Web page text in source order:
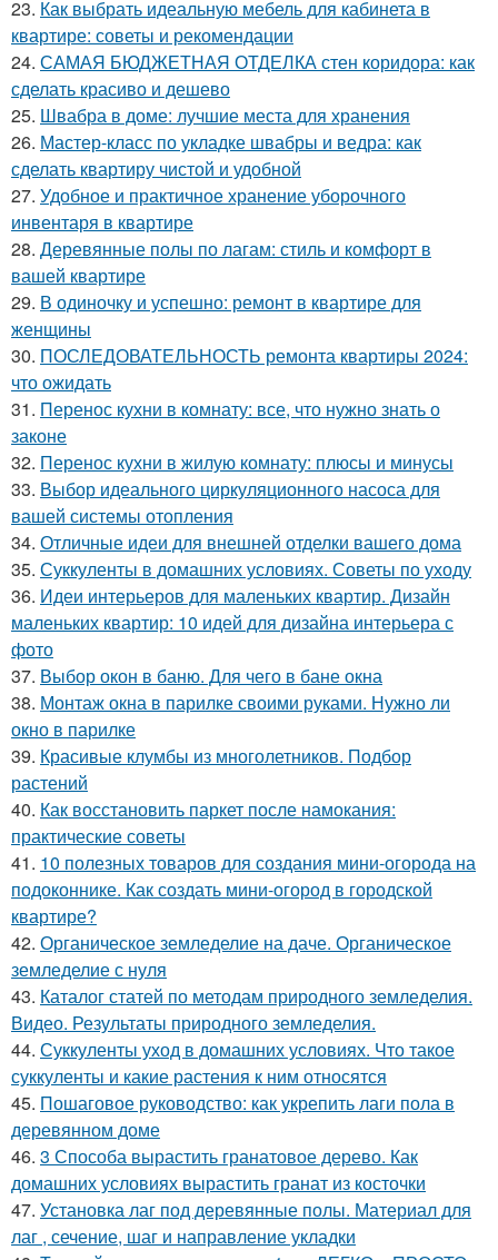
23. Как выбрать идеальную мебель для кабинета в
квартире: советы и рекомендации
24. САМАЯ БЮДЖЕТНАЯ ОТДЕЛКА стен коридора: как
сделать красиво и дешево
25. Швабра в доме: лучшие места для хранения
26. Мастер-класс по укладке швабры и ведра: как
сделать квартиру чистой и удобной
27. Удобное и практичное хранение уборочного
инвентаря в квартире
28. Деревянные полы по лагам: стиль и комфорт в
вашей квартире
29. В одиночку и успешно: ремонт в квартире для
женщины
30. ПОСЛЕДОВАТЕЛЬНОСТЬ ремонта квартиры 2024:
что ожидать
31. Перенос кухни в комнату: все, что нужно знать о
законе
32. Перенос кухни в жилую комнату: плюсы и минусы
33. Выбор идеального циркуляционного насоса для
вашей системы отопления
34. Отличные идеи для внешней отделки вашего дома
35. Суккуленты в домашних условиях. Советы по уходу
36. Идеи интерьеров для маленьких квартир. Дизайн
маленьких квартир: 10 идей для дизайна интерьера с
фото
37. Выбор окон в баню. Для чего в бане окна
38. Монтаж окна в парилке своими руками. Нужно ли
окно в парилке
39. Красивые клумбы из многолетников. Подбор
растений
40. Как восстановить паркет после намокания:
практические советы
41. 10 полезных товаров для создания мини-огорода на
подоконнике. Как создать мини-огород в городской
квартире?
42. Органическое земледелие на даче. Органическое
земледелие с нуля
43. Каталог статей по методам природного земледелия.
Видео. Результаты природного земледелия.
44. Суккуленты уход в домашних условиях. Что такое
суккуленты и какие растения к ним относятся
45. Пошаговое руководство: как укрепить лаги пола в
деревянном доме
46. 3 Способа вырастить гранатовое дерево. Как
домашних условиях вырастить гранат из косточки
47. Установка лаг под деревянные полы. Материал для
лаг , сечение, шаг и направление укладки